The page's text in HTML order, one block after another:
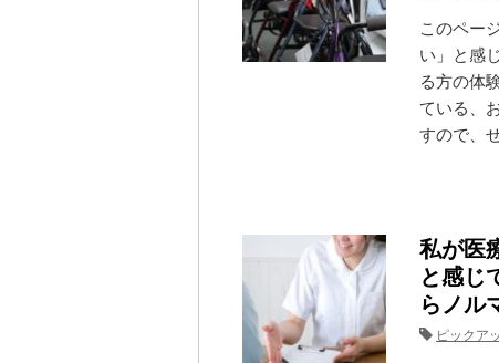
このペー
い」と感
る方の体
ている、
すので、
私が医
と感じ
らノル
ピックア